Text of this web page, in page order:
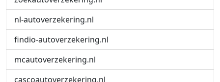
nl-autoverzekering.nl
findio-autoverzekering.nl
mcautoverzekering.nl
cascoautoverzekering.nl